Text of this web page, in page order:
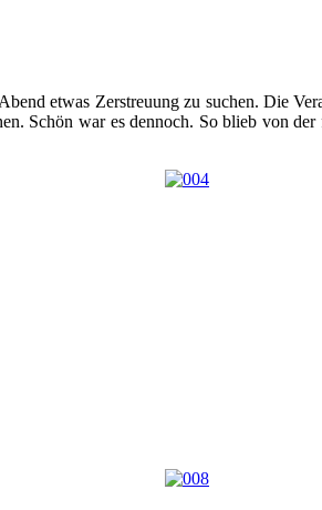
etwas Zerstreuung zu suchen. Die
Schön war es dennoch. So blieb von